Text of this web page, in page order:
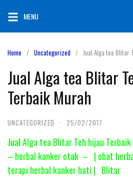
content
MENU
Home Uncategorized Jual Alga tea Blitar
Jual Alga tea Blitar
Terbaik Murah
UNCATEGORIZED · 25/02/2017
Jual Alga tea Blitar Teh hijau
– herbal kanker otak – | obat
terapi herbal kanker hati | Blitar